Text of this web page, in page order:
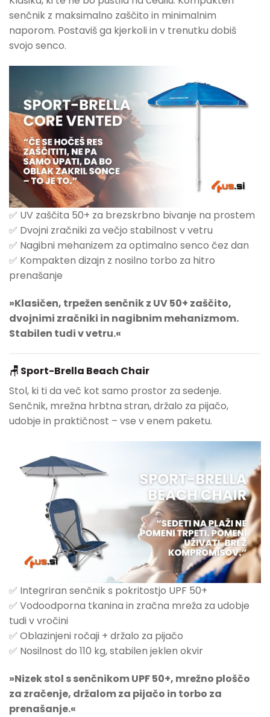
senčnik z maksimalno zaščito in minimalnim
naporom. Postaviš ga kjerkoli in v trenutku dobiš
svojo senco.
✅ UV zaščita 50+ za brezskrbno bivanje na prostem
✅ Dvojni zračniki za večjo stabilnost v vetru
✅ Nagibni mehanizem za optimalno senco čez dan
✅ Kompakten dizajn z nosilno torbo za hitro
prenašanje
»Klasičen, trpežen senčnik z UV 50+ zaščito,
dvojnimi zračniki in nagibnim mehanizmom.
Stabilen tudi v vetru.«
🪑 Sport-Brella Beach Chair
Stol, ki ti da več kot samo prostor za sedenje.
Senčnik, mrežna hrbtna stran, držalo za pijačo,
udobje in praktičnost – vse v enem paketu.
✅ Integriran senčnik s pokritostjo UPF 50+
✅ Vodoodporna tkanina in zračna mreža za udobje
tudi v vročini
✅ Oblazinjeni ročaji + držalo za pijačo
✅ Nosilnost do 110 kg, stabilen jeklen okvir
»Nizek stol s senčnikom UPF 50+, mrežno ploščo
za zračenje, držalom za pijačo in torbo za
prenašanje.«